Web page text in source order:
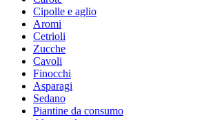
Cipolle e aglio
Aromi
Cetrioli
Zucche
Cavoli
Finocchi
Asparagi
Sedano
Piantine da consumo